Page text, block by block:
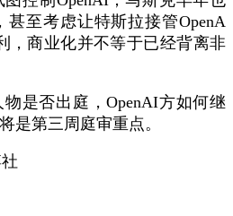
甚至考虑让特斯拉接管OpenA
，商业化并不等于已经背离非
是否出庭，OpenAI方如何继
是第三周庭审重点。